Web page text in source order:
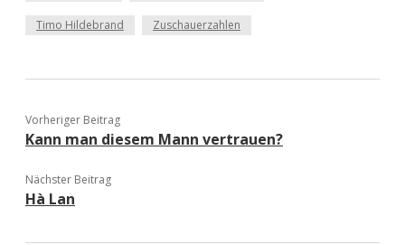
Timo Hildebrand Zuschauerzahlen
Vorheriger Beitrag
Kann man diesem Mann vertrauen?
Nächster Beitrag
Hà Lan